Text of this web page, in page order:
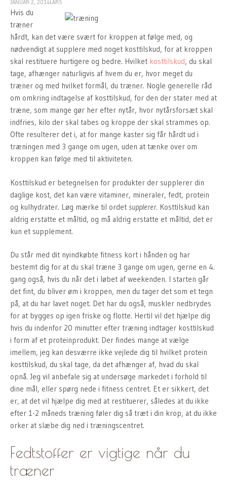
JANUAR 2, 2014LARS
Hvis du
træner
hårdt, kan det være svært for kroppen at følge med, og
nødvendigt at supplere med noget kosttilskud, for at kroppen
skal restituere hurtigere og bedre. Hvilket kosttilskud, du skal
tage, afhænger naturligvis af hvem du er, hvor meget du
træner og med hvilket formål, du træner. Nogle generelle råd
om omkring indtagelse af kosttilskud, for den der stater med at
træne, som mange gør her efter nytår, hvor nytårsforsæt skal
indfries, kilo der skal tabes og kroppe der skal strammes op.
Ofte resulterer det i, at for mange kaster sig får hårdt ud i
træningen med 3 gange om ugen, uden at tænke over om
kroppen kan følge med til aktiviteten.
Kosttilskud er betegnelsen for produkter der supplerer din
daglige kost, det kan være vitaminer, mineraler, fedt, protein
og kulhydrater. Løg mærke til ordet supplerer. Kosttilskud kan
aldrig erstatte et måltid, og må aldrig erstatte et måltid, det er
kun et supplement.
Du står med dit nyindkøbte fitness kort i hånden og har
bestemt dig for at du skal træne 3 gange om ugen, gerne en 4.
gang også, hvis du når det i løbet af weekenden. I starten går
det fint, du bliver øm i kroppen, men du tager det som et tegn
på, at du har lavet noget. Det har du også, muskler nedbrydes
for at bygges op igen friske og flotte. Hertil vil det hjælpe dig
hvis du indenfor 20 minutter efter træning indtager kosttilskud
i form af et proteinprodukt. Der findes mange at vælge
imellem, jeg kan desværre ikke vejlede dig til hvilket protein
kosttilskud, du skal tage, da det afhænger af, hvad du skal
opnå. Jeg vil anbefale sig at undersøge markedet i forhold til
dine mål, eller spørg nede i fitness centret. Et er sikkert, det
er, at det vil hjælpe dig med at restituerer, således at du ikke
efter 1-2 måneds træning føler dig så træt i din krop, at du ikke
orker at slæbe dig ned i træningscentret.
Fedtstoffer er vigtige når du
træner